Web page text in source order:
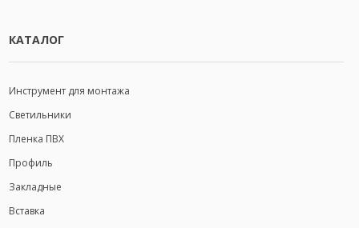
КАТАЛОГ
Инструмент для монтажа
Светильники
Пленка ПВХ
Профиль
Закладные
Вставка